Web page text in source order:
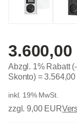
3.600,00
Abzgl. 1% Rabatt
Skonto) =
inkl. 19% MwSt.
zzgl. 9,00 EUR